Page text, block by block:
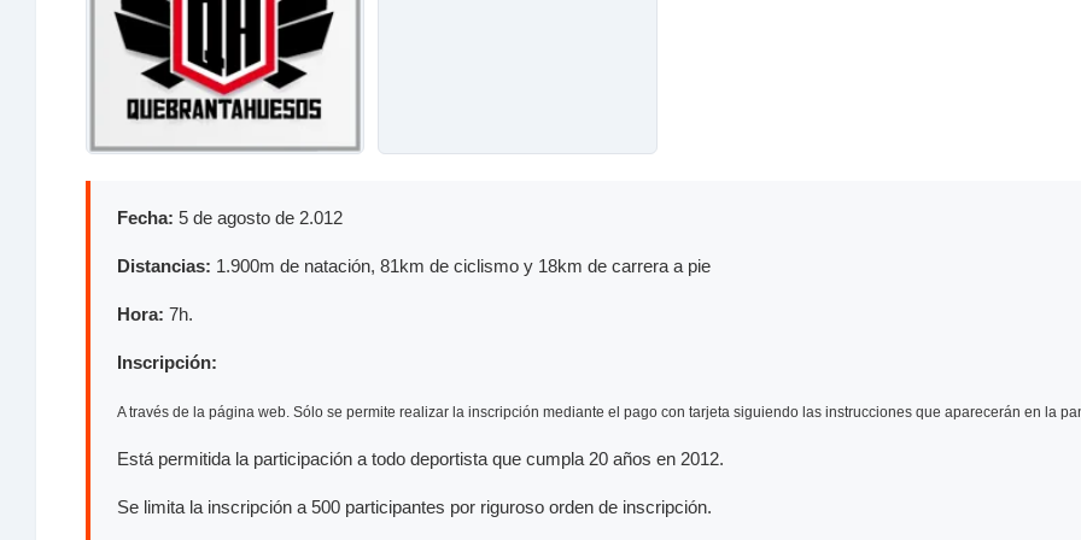
Fecha: 5 de agosto de 2.012
Distancias: 1.900m de natación, 81km de ciclismo y 18km de carrera a pie
Hora: 7h.
Inscripción:
A través de la página web. Sólo se permite realizar la inscripción mediante el pago con tarjeta siguiendo las instrucciones que aparecerán en la
Está permitida la participación a todo deportista que cumpla 20 años en 2012.
Se limita la inscripción a 500 participantes por riguroso orden de inscripción.